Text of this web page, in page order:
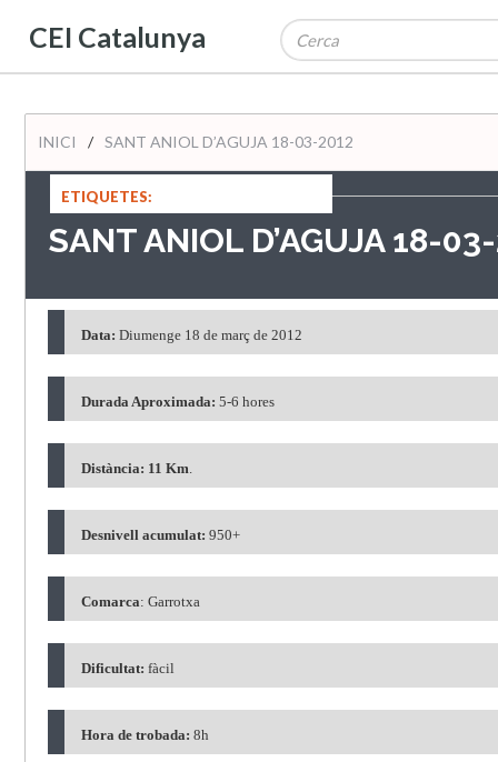
CEI Catalunya
INICI / SANT ANIOL D’AGUJA 18-03-2012
ETIQUETES:
SANT ANIOL D’AGUJA 18-
Data: Diumenge 18 de març de 2012
Durada Aproximada: 5-6 hores
Distància: 11 Km.
Desnivell acumulat: 950+
Comarca: Garrotxa
Dificultat: fàcil
Hora de trobada: 8h